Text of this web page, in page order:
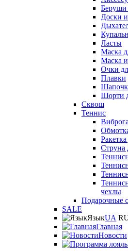
Беруши
Доски
Ласты
Маска
Маска
Очки
Плавки
Шорти
Сквош
Теннис
Струна
чехлы
Подарочные
SALE
ЯзыкUA
Главная
Новости